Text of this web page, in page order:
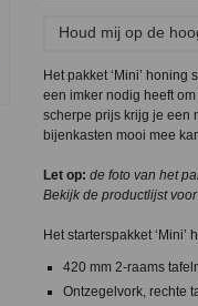
Houd mij op de
Het pakket ‘Mini’
een imker nodig heeft
scherpe prijs krijg je een
bijenkasten mooi mee
Let op: de foto van het
Bekijk de productlijst
Het starterspakket
420 mm 2-raams
Ontzegelvork, rechte